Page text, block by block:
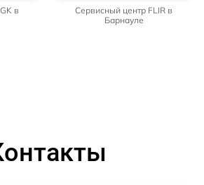
в
Сервисный центр FLIR в
Барнауле